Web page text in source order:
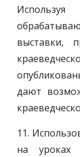
выставки,
дают
11.
на